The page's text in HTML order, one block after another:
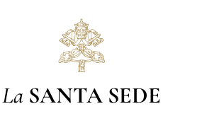
La SANTA SEDE